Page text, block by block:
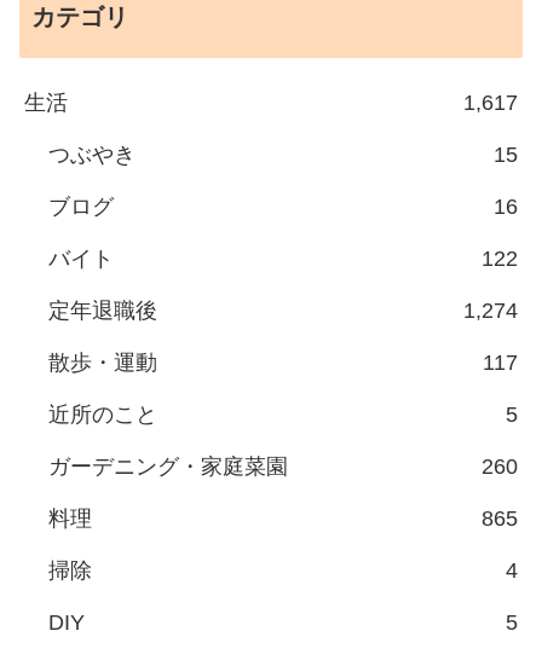
カテゴリ
生活 1,617
つぶやき 15
ブログ 16
バイト 122
定年退職後 1,274
散歩・運動 117
近所のこと 5
ガーデニング・家庭菜園 260
料理 865
掃除 4
DIY 5